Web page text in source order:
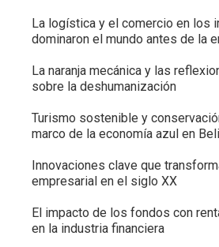
La logística y el comercio en los
dominaron el mundo antes de la
La naranja mecánica y las
sobre la deshumanización
Turismo sostenible y
marco de la economía azul en
Innovaciones clave que
empresarial en el siglo XX
El impacto de los fondos con
en la industria financiera